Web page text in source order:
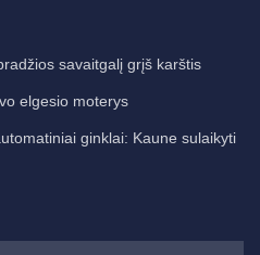
savaitgalį grįš karštis
elgesio moterys
ginklai: Kaune sulaikyti